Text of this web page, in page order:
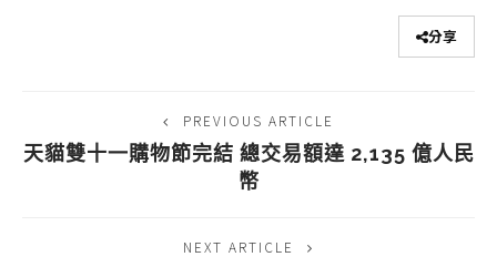
分享
PREVIOUS ARTICLE
天貓雙十一購物節完結 總交易額達 2,135 億人民
幣
NEXT ARTICLE